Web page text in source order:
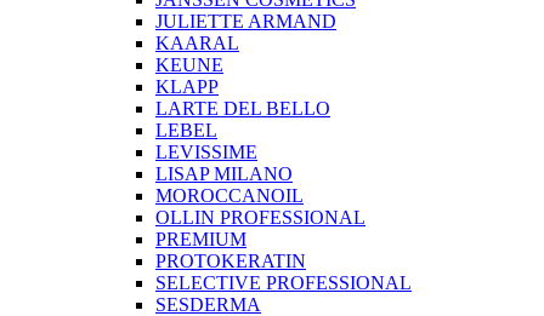
JULIETTE ARMAND
KAARAL
KEUNE
KLAPP
LARTE DEL BELLO
LEBEL
LEVISSIME
LISAP MILANO
MOROCCANOIL
OLLIN PROFESSIONAL
PREMIUM
PROTOKERATIN
SELECTIVE PROFESSIONAL
SESDERMA